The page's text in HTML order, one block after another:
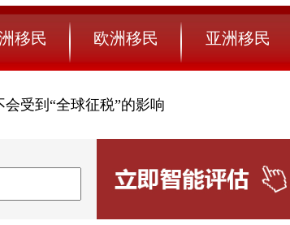
移民 欧洲移民 亚洲移民
受到“全球征税”的影响